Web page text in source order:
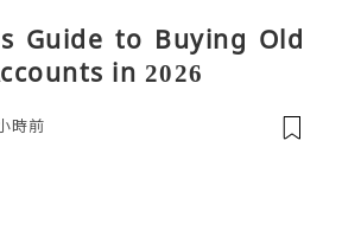
Guide to Buying Old
in 2026
時前